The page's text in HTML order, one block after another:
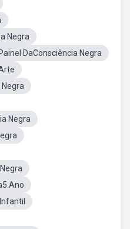
Negra
Painel DaConsciência Negra
Negra
Ano